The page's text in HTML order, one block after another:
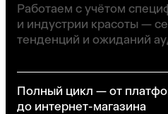
Работаем с учётом
и индустрии красоты —
тенденций и ожиданий
Полный цикл — от
до интернет-магазина